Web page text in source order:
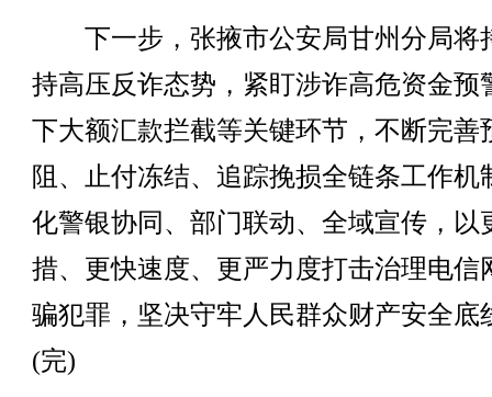
下一步，张掖市公安局甘州分局将
持高压反诈态势，紧盯涉诈高危资金预
下大额汇款拦截等关键环节，不断完善
阻、止付冻结、追踪挽损全链条工作机
化警银协同、部门联动、全域宣传，以
措、更快速度、更严力度打击治理电信
骗犯罪，坚决守牢人民群众财产安全底
(完)